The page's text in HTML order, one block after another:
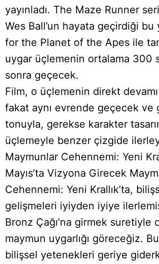
yayınladı. The Maze Runner
Wes Ball’un hayata geçirdiği bu
for the Planet of the Apes ile
uygar üçlemenin ortalama 300
sonra geçecek.
Film, o üçlemenin direkt
fakat aynı evrende geçecek ve
tonuyla, gerekse karakter
üçlemeyle benzer çizgide
Maymunlar Cehennemi: Yeni
Mayıs’ta Vizyona Girecek
Cehennemi: Yeni Krallık’ta,
gelişmeleri iyiyden iyiye
Bronz Çağı’na girmek suretiyle
maymun uygarlığı göreceğiz.
bilişsel yetenekleri geriye